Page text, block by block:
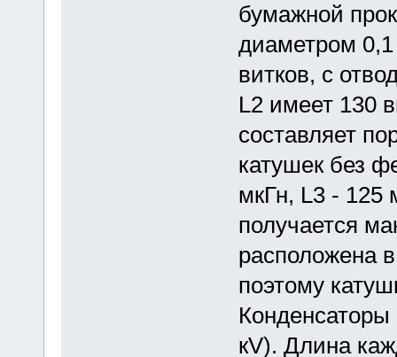
бумажной
диаметром
витков, с
L2 имеет 130
составляет
катушек без
мкГн, L3 - 125
получается
расположена
поэтому
кV). Длина